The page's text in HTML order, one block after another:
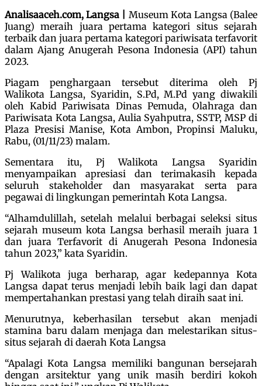
Analisaaceh.com, Langsa |
Museum Kota Langsa (Balee
Juang) meraih juara pertama kategori situs sejarah
terbaik dan juara pertama kategori pariwisata terfavorit
dalam Ajang Anugerah Pesona Indonesia (API) tahun
2023.
Piagam penghargaan tersebut diterima oleh Pj
Walikota Langsa, Syaridin, S.Pd, M.Pd yang diwakili
oleh Kabid Pariwisata Dinas Pemuda, Olahraga dan
Pariwisata Kota Langsa, Aulia Syahputra, SSTP, MSP di
Plaza Presisi Manise, Kota Ambon, Propinsi Maluku,
Rabu, (01/11/23) malam.
Sementara itu, Pj Walikota Langsa Syaridin
menyampaikan apresiasi dan terimakasih kepada
seluruh stakeholder dan masyarakat serta para
pegawai di lingkungan pemerintah Kota Langsa.
“Alhamdulillah, setelah melalui berbagai seleksi situs
sejarah museum kota Langsa berhasil meraih juara 1
dan juara Terfavorit di Anugerah Pesona Indonesia
tahun 2023,” kata Syaridin.
Pj Walikota juga berharap, agar kedepannya Kota
Langsa dapat terus menjadi lebih baik lagi dan dapat
mempertahankan prestasi yang telah diraih saat ini.
Menurutnya, keberhasilan tersebut akan menjadi
stamina baru dalam menjaga dan melestarikan situs-
situs sejarah di daerah Kota Langsa
“Apalagi Kota Langsa memiliki bangunan bersejarah
dengan arsitektur yang unik masih berdiri kokoh